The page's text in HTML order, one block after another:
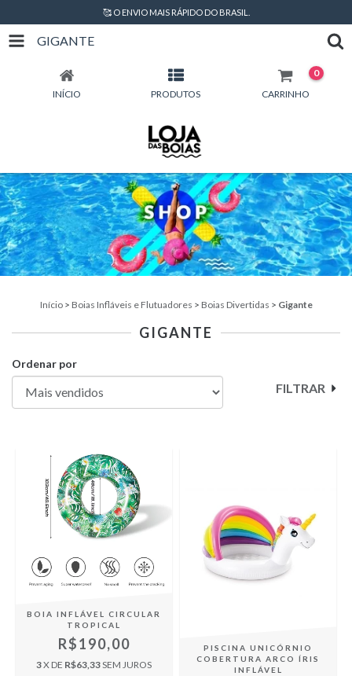
🥰 O ENVIO MAIS RÁPIDO DO BRASIL.
GIGANTE
INÍCIO PRODUTOS CARRINHO
0
Início > Boias Infláveis e Flutuadores > Boias Divertidas > Gigante
GIGANTE
Ordenar por
FILTRAR
BOIA INFLÁVEL CIRCULAR
TROPICAL
R$190,00
3X DE R$63,33SEM JUROS
PISCINA UNICÓRNIO
COBERTURA ARCO ÍRIS
INFLÁVEL